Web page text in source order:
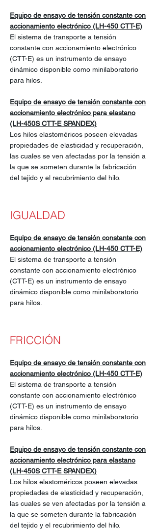
Equipo de ensayo de tensión constante con
accionamiento electrónico (LH-450 CTT-E)
El sistema de transporte a tensión
constante con accionamiento electrónico
(CTT-E) es un instrumento de ensayo
dinámico disponible como minilaboratorio
para hilos.
Equipo de ensayo de tensión constante con
accionamiento electrónico para elastano
(LH-450S CTT-E SPANDEX)
Los hilos elastoméricos poseen elevadas
propiedades de elasticidad y recuperación,
las cuales se ven afectadas por la tensión a
la que se someten durante la fabricación
del tejido y el recubrimiento del hilo.
IGUALDAD
Equipo de ensayo de tensión constante con
accionamiento electrónico (LH-450 CTT-E)
El sistema de transporte a tensión
constante con accionamiento electrónico
(CTT-E) es un instrumento de ensayo
dinámico disponible como minilaboratorio
para hilos.
FRICCIÓN
Equipo de ensayo de tensión constante con
accionamiento electrónico (LH-450 CTT-E)
El sistema de transporte a tensión
constante con accionamiento electrónico
(CTT-E) es un instrumento de ensayo
dinámico disponible como minilaboratorio
para hilos.
Equipo de ensayo de tensión constante con
accionamiento electrónico para elastano
(LH-450S CTT-E SPANDEX)
Los hilos elastoméricos poseen elevadas
propiedades de elasticidad y recuperación,
las cuales se ven afectadas por la tensión a
la que se someten durante la fabricación
del tejido y el recubrimiento del hilo.